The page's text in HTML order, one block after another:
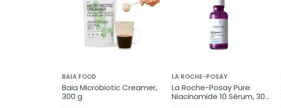
BAIA FOOD
Baia Microbiotic Creamer,
300 g
LA ROCHE-POSAY
La Roche-Posay Pure
Niacinamide 10 Sérum, 30